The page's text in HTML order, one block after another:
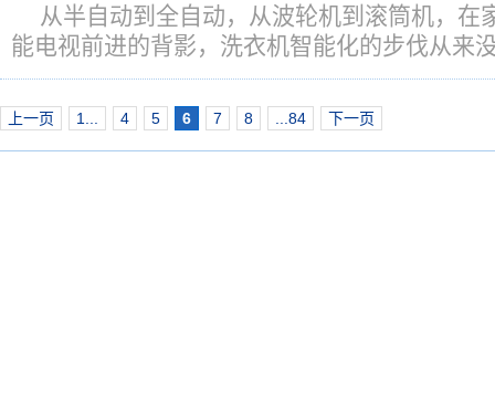
从半自动到全自动，从波轮机到滚筒机，在
能电视前进的背影，洗衣机智能化的步伐从来
上一页 1... 4 5 6 7 8 ...84 下一页